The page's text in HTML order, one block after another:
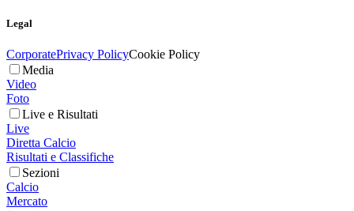
Legal
CorporatePrivacy PolicyCookie Policy
Media
Video
Foto
Live e Risultati
Live
Diretta Calcio
Risultati e Classifiche
Sezioni
Calcio
Mercato